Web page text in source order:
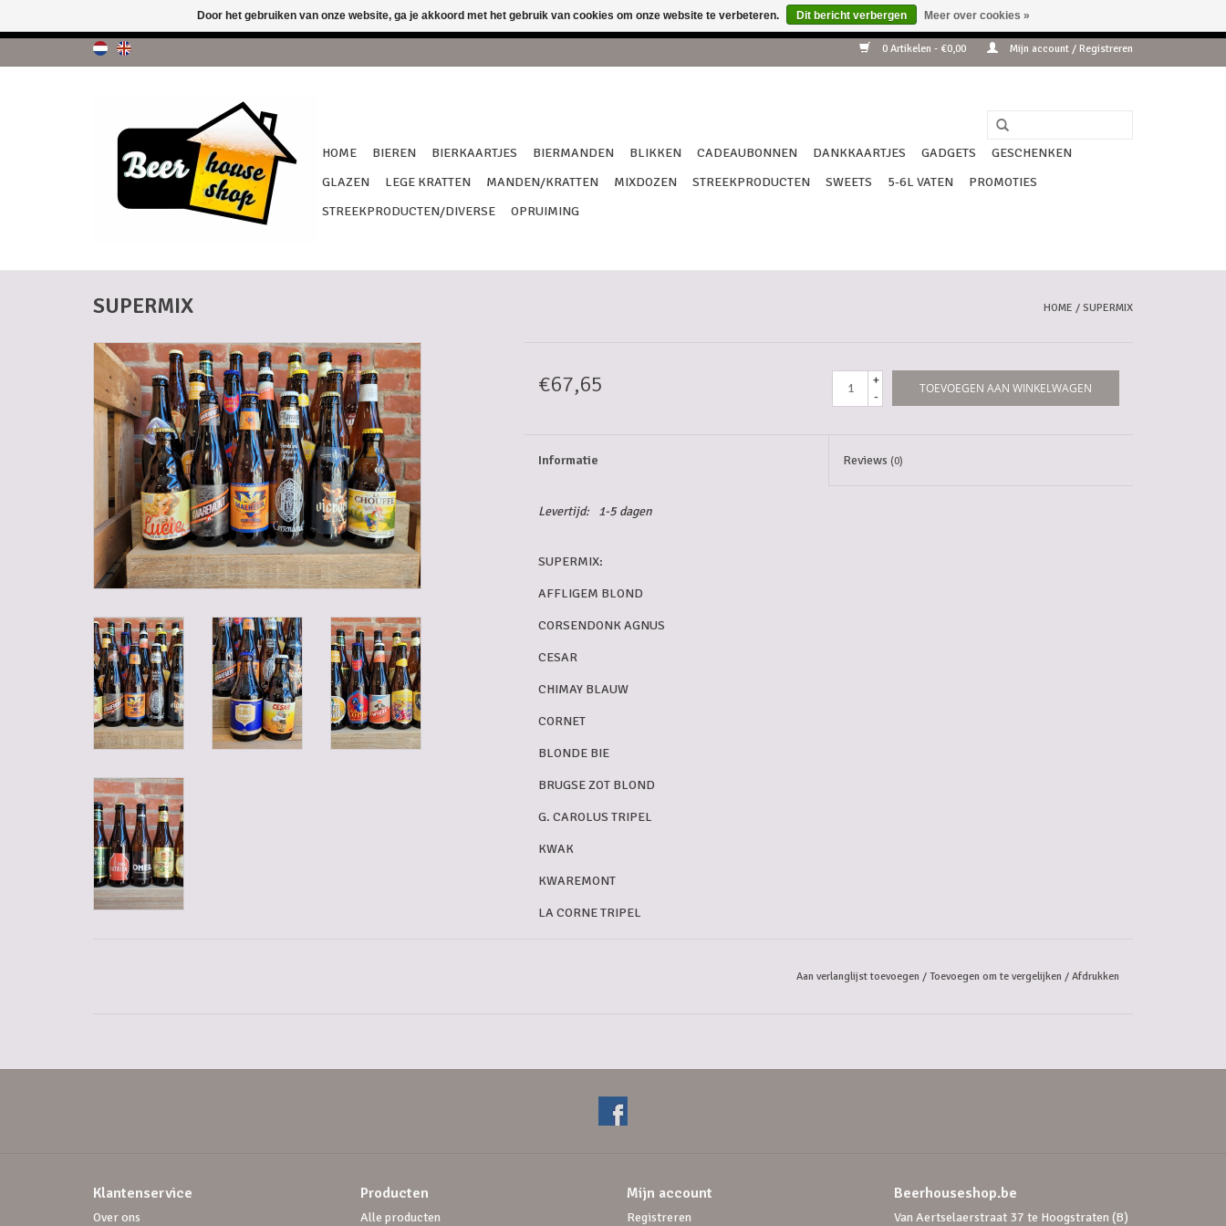
0 Artikelen - €0,00 Mijn account / Registreren
HOME BIEREN BIERKAARTJES BIERMANDEN BLIKKEN CADEAUBONNEN DANKKAARTJES GADGETS
GESCHENKEN
GLAZEN
LEGE KRATTEN MANDEN/KRATTEN MIXDOZEN STREEKPRODUCTEN SWEETS 5-6L VATEN
PROMOTIES
STREEKPRODUCTEN/DIVERSE
OPRUIMING
SUPERMIX HOME / SUPERMIX
€67,65
+
-
TOEVOEGEN AAN WINKELWAGEN
Informatie Reviews(0)
Levertijd: 1-5 dagen
SUPERMIX:
AFFLIGEM BLOND
CORSENDONK AGNUS
CESAR
CHIMAY BLAUW
CORNET
BLONDE BIE
BRUGSE ZOT BLOND
G. CAROLUS TRIPEL
KWAK
KWAREMONT
LA CORNE TRIPEL
OMER
TONGERLO BLOND
Aan verlanglijst toevoegen / Toevoegen om te vergelijken / Afdrukken
Klantenservice
Over ons
Producten
Alle producten
Mijn account
Registreren
Beerhouseshop.be
Van Aertselaerstraat 37 te Hoogstraten (B)
Door het gebruiken van onze website, ga je akkoord met het gebruik van cookies om onze website te verbeteren. Dit bericht verbergen Meer over cookies »
!!! Geen verzendingen van 18/7 tem 27/7 !!! Dank je wel voor het begrip !!!